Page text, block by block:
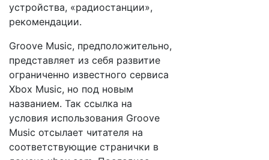
устройства, «радиостанции»,
рекомендации.
Groove Music, предположительно,
представляет из себя развитие
ограниченно известного сервиса
Xbox Music, но под новым
названием. Так ссылка на
условия использования Groove
Music отсылает читателя на
соответствующие странички в